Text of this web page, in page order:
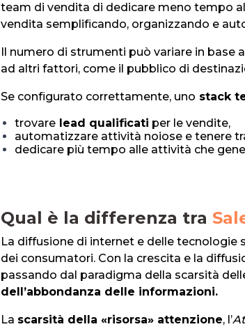
team di vendita di dedicare meno tempo
vendita semplificando, organizzando e
Il numero di strumenti può variare in base
ad altri fattori, come il pubblico di
Se configurato correttamente, uno stack
trovare lead qualificati per le vendite,
automatizzare attività noiose e tenere
dedicare più tempo alle attività che
Qual è la differenza tra
La diffusione di internet e delle
dei consumatori. Con la crescita e la
passando dal paradigma della scarsità
dell’abbondanza delle informazioni.
La scarsità della «risorsa» attenzione, l’